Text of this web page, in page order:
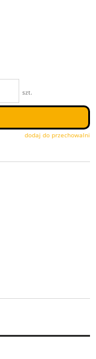
szt.
dodaj do przechowalni